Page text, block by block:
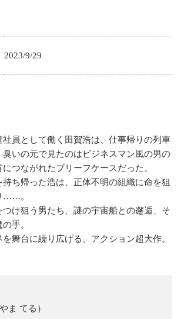
2023/9/29
員として働く田賀浩は、仕事帰りの列車
臭いの元で見たのはビジネスマン風の男の
つながれたブリーフケースだった。
ち帰った浩は、正体不明の組織に命を狙
……。
つけ狙う男たち、謎の宇宙船との邂逅、そ
手。
舞台に繰り広げる、アクション超大作。
ま てる）